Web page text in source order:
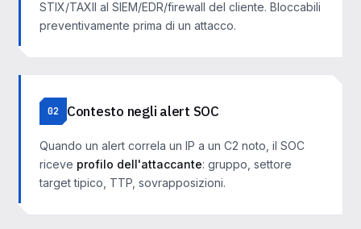
STIX/TAXII al SIEM/EDR/firewall del cliente. Bloccabili
preventivamente prima di un attacco.
02 Contesto negli alert SOC
Quando un alert correla un IP a un C2 noto, il SOC
riceve profilo dell'attaccante: gruppo, settore
target tipico, TTP, sovrapposizioni.